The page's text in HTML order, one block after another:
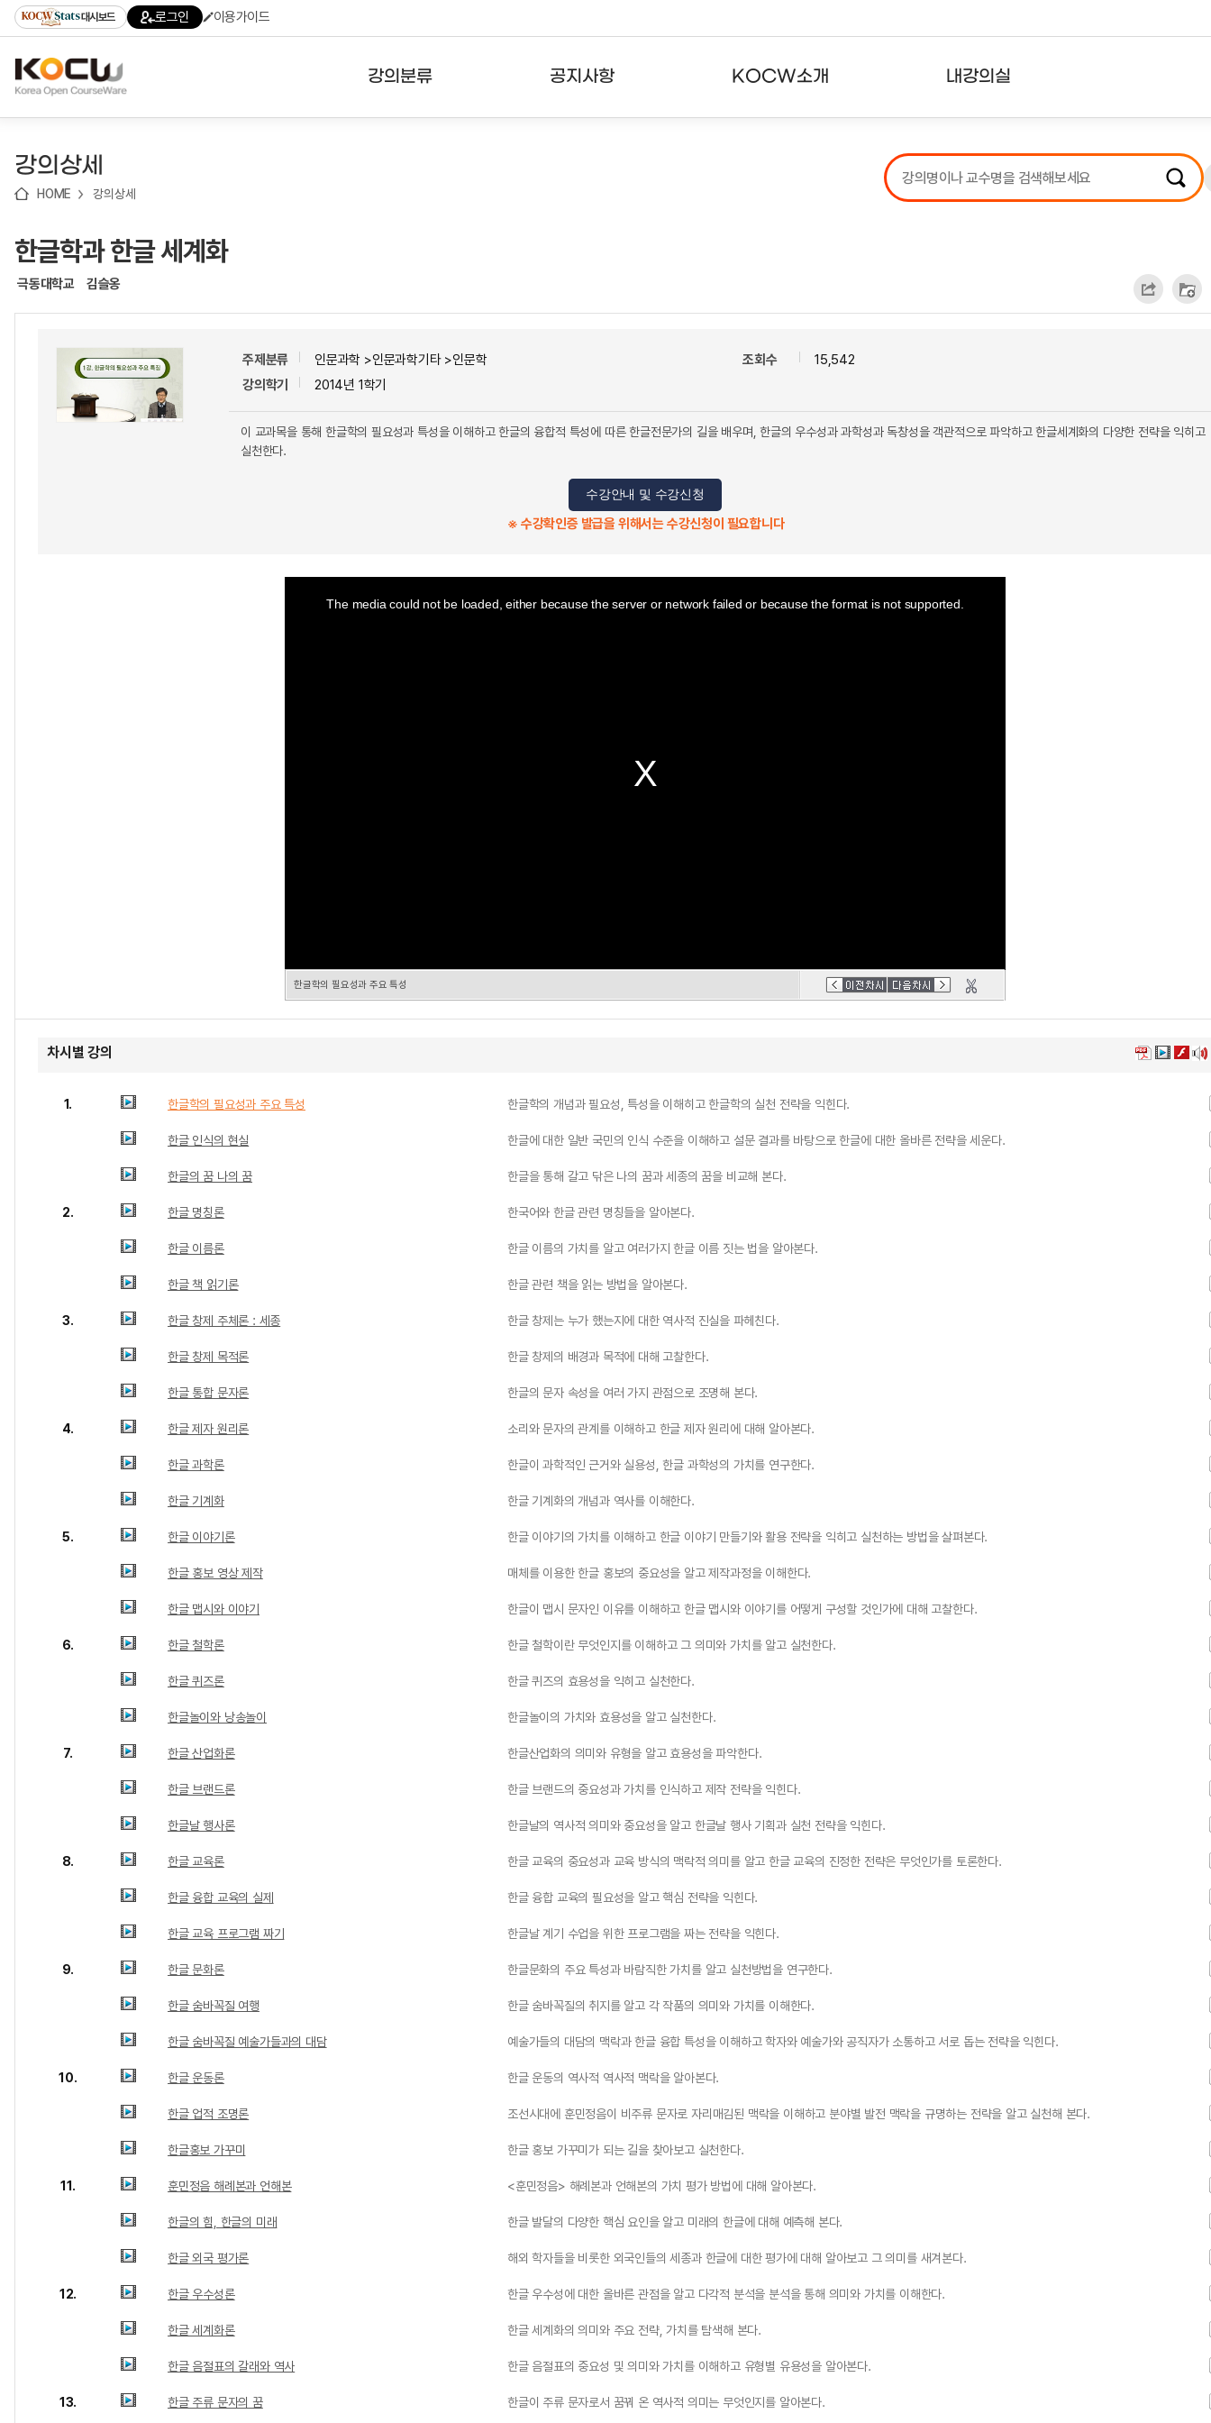
기
기
기
content)
가
대시보드 로그인 이용가이드
강의분류 공지사항 KOCW소개 내강의실
강의리스트
수강확인증강의
강의상세
HOME 강의상세
한글학과 한글 세계화
극동대학교 김슬옹
주제분류
인문과학 >인문과학기타 >인문학
강의학기
2014년 1학기
조회수 15,542
이 교과목을 통해 한글학의 필요성과 특성을 이해하고 한글의 융합적 특성에 따른 한글전문가의 길을 배우며, 한글의 우수성과 과학성과 독창성을 객관적으로 파악하고 한글세계화의 다양한 전략을 익히고
실천한다.
수강안내 및 수강신청
※ 수강확인증 발급을 위해서는 수강신청이 필요합니다
The media could not be loaded, either because the server or network failed or because the format is not supported.
한글학의 필요성과 주요 특성
차시별 강의
1. 한글학의 필요성과 주요 특성 한글학의 개념과 필요성, 특성을 이해히고 한글학의 실천 전략을 익힌다.
한글 인식의 현실 한글에 대한 일반 국민의 인식 수준을 이해하고 설문 결과를 바탕으로 한글에 대한 올바른 전략을 세운다.
한글의 꿈 나의 꿈 한글을 통해 갈고 닦은 나의 꿈과 세종의 꿈을 비교해 본다.
2. 한글 명칭론 한국어와 한글 관련 명칭들을 알아본다.
한글 이름론 한글 이름의 가치를 알고 여러가지 한글 이름 짓는 법을 알아본다.
한글 책 읽기론 한글 관련 책을 읽는 방법을 알아본다.
3. 한글 창제 주체론 : 세종 한글 창제는 누가 했는지에 대한 역사적 진실을 파헤친다.
한글 창제 목적론 한글 창제의 배경과 목적에 대해 고찰한다.
한글 통합 문자론 한글의 문자 속성을 여러 가지 관점으로 조명해 본다.
4. 한글 제자 원리론 소리와 문자의 관계를 이해하고 한글 제자 원리에 대해 알아본다.
한글 과학론 한글이 과학적인 근거와 실용성, 한글 과학성의 가치를 연구한다.
한글 기계화 한글 기계화의 개념과 역사를 이해한다.
5. 한글 이야기론 한글 이야기의 가치를 이해하고 한글 이야기 만들기와 활용 전략을 익히고 실천하는 방법을 살펴본다.
한글 홍보 영상 제작 매체를 이용한 한글 홍보의 중요성을 알고 제작과정을 이해한다.
한글 맵시와 이야기 한글이 맵시 문자인 이유를 이해하고 한글 맵시와 이야기를 어떻게 구성할 것인가에 대해 고찰한다.
6. 한글 철학론 한글 철학이란 무엇인지를 이해하고 그 의미와 가치를 알고 실천한다.
한글 퀴즈론 한글 퀴즈의 효용성을 익히고 실천한다.
한글놀이와 낭송놀이 한글놀이의 가치와 효용성을 알고 실천한다.
7. 한글 산업화론 한글산업화의 의미와 유형을 알고 효용성을 파악한다.
한글 브랜드론 한글 브랜드의 중요성과 가치를 인식하고 제작 전략을 익힌다.
한글날 행사론 한글날의 역사적 의미와 중요성을 알고 한글날 행사 기획과 실천 전략을 익힌다.
8. 한글 교육론 한글 교육의 중요성과 교육 방식의 맥락적 의미를 알고 한글 교육의 진정한 전략은 무엇인가를 토론한다.
한글 융합 교육의 실제 한글 융합 교육의 필요성을 알고 핵심 전략을 익힌다.
한글 교육 프로그램 짜기 한글날 계기 수업을 위한 프로그램을 짜는 전략을 익힌다.
9. 한글 문화론 한글문화의 주요 특성과 바람직한 가치를 알고 실천방법을 연구한다.
한글 숨바꼭질 여행 한글 숨바꼭질의 취지를 알고 각 작품의 의미와 가치를 이해한다.
한글 숨바꼭질 예술가들과의 대담 예술가들의 대담의 맥락과 한글 융합 특성을 이해하고 학자와 예술가와 공직자가 소통하고 서로 돕는 전략을 익힌다.
10. 한글 운동론 한글 운동의 역사적 역사적 맥락을 알아본다.
한글 업적 조명론 조선시대에 훈민정음이 비주류 문자로 자리매김된 맥락을 이해하고 분야별 발전 맥락을 규명하는 전략을 알고 실천해 본다.
한글홍보 가꾸미 한글 홍보 가꾸미가 되는 길을 찾아보고 실천한다.
11. 훈민정음 해례본과 언해본 <훈민정음> 해례본과 언해본의 가치 평가 방법에 대해 알아본다.
한글의 힘, 한글의 미래 한글 발달의 다양한 핵심 요인을 알고 미래의 한글에 대해 예측해 본다.
한글 외국 평가론 해외 학자들을 비롯한 외국인들의 세종과 한글에 대한 평가에 대해 알아보고 그 의미를 새겨본다.
12. 한글 우수성론 한글 우수성에 대한 올바른 관점을 알고 다각적 분석을 분석을 통해 의미와 가치를 이해한다.
한글 세계화론 한글 세계화의 의미와 주요 전략, 가치를 탐색해 본다.
한글 음절표의 갈래와 역사 한글 음절표의 중요성 및 의미와 가치를 이해하고 유형별 유용성을 알아본다.
13. 한글 주류 문자의 꿈 한글이 주류 문자로서 꿈꿔 온 역사적 의미는 무엇인지를 알아본다.